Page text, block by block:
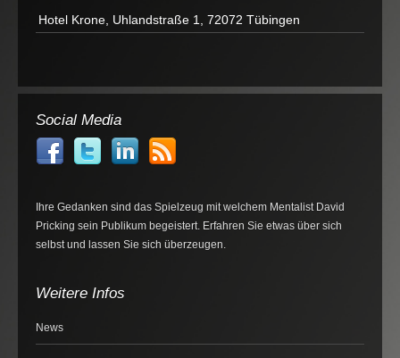
Hotel Krone, Uhlandstraße 1, 72072 Tübingen
Social Media
Ihre Gedanken sind das Spielzeug mit welchem Mentalist David
Pricking sein Publikum begeistert. Erfahren Sie etwas über sich
selbst und lassen Sie sich überzeugen.
Weitere Infos
News